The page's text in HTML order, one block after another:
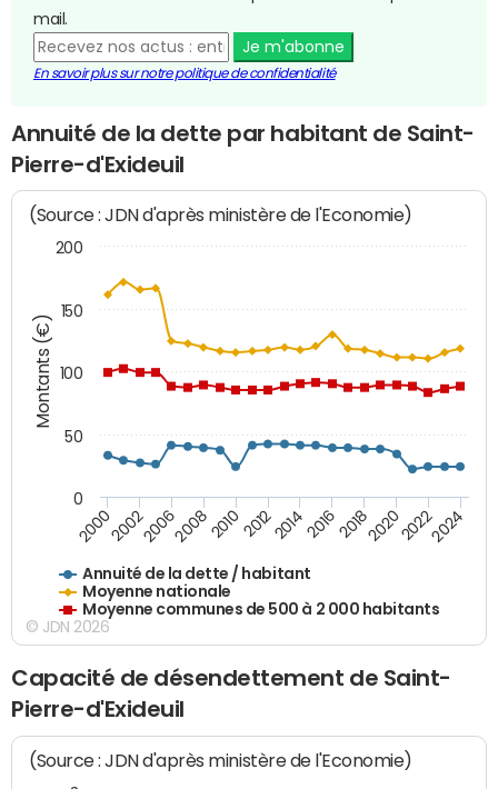
mail.
Je m'abonne
En savoir plus sur notre politique de confidentialité
Annuité de la dette par habitant de Saint-
Pierre-d'Exideuil
Montants (€)
(Source : JDN d'après ministère de l'Economie)
Annuité de la dette / habitant
Moyenne nationale
Moyenne communes de 500 à 2 000 habitants
200020022006200820102012201420162018202020222024
0
50
100
150
200
© JDN 2026
Capacité de désendettement de Saint-
Pierre-d'Exideuil
(Source : JDN d'après ministère de l'Economie)